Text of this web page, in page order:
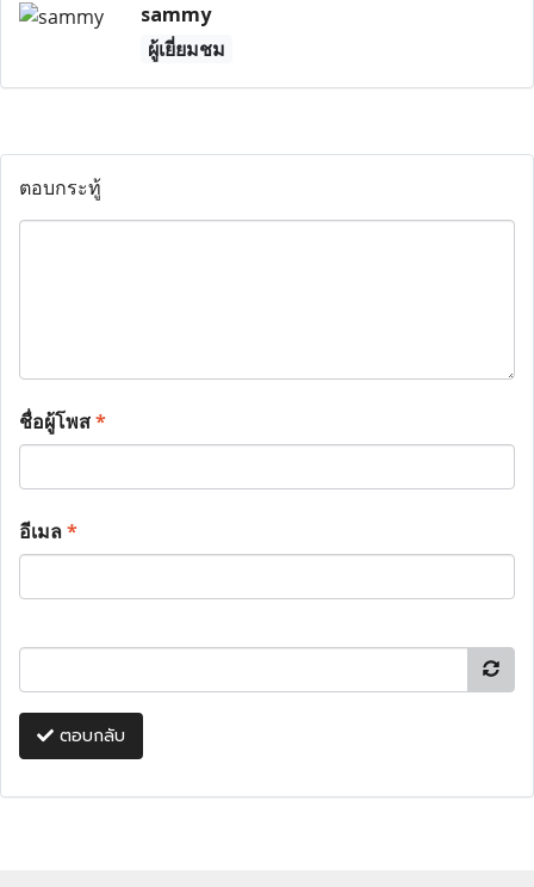
sammy
ผู้เยี่ยมชม
ตอบกระทู้
ชื่อผู้โพส*
อีเมล*
ตอบกลับ